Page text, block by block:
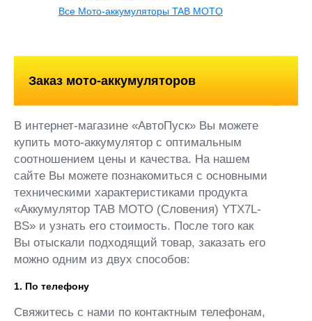
Все Мото-аккумуляторы TAB MOTO
Заказ мото-аккумуляторов
В интернет-магазине «АвтоПуск» Вы можете
купить мото-аккумулятор с оптимальным
соотношением цены и качества. На нашем
сайте Вы можете познакомиться с основными
техническими характеристиками продукта
«Аккумулятор TAB MOTO (Словения) YTX7L-
BS» и узнать его стоимость. После того как
Вы отыскали подходящий товар, заказать его
можно одним из двух способов:
1. По телефону
Свяжитесь с нами по контактным телефонам,